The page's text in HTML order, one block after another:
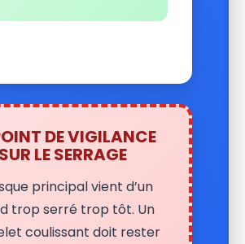
DE VIGILANCE
SUR LE SERRAGE
principal vient d’un
trop serré trop tôt. Un
coulissant doit rester